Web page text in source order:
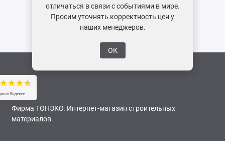
Фирма ТОНЭКО. Интернет-магазин строительных
материалов.
отличаться в связи с событиями в мире.
Просим уточнять корректность цен у
наших менеджеров.
ОК